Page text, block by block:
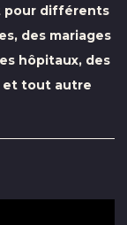
pour différents
des mariages
hôpitaux, des
et tout autre